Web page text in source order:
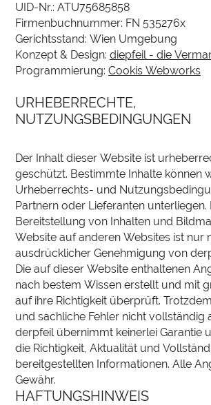
UID-Nr.: ATU75685858
Firmenbuchnummer: FN 535276x
Gerichtsstand: Wien Umgebung
Konzept & Design: diepfeil - die
Programmierung: Cookis Webworks
URHEBERRECHTE,
NUTZUNGSBEDINGUNGEN
Der Inhalt dieser Website ist
geschützt. Bestimmte Inhalte können
Urheberrechts- und
Partnern oder Lieferanten unterliegen.
Bereitstellung von Inhalten und
Website auf anderen Websites ist nur
ausdrücklicher Genehmigung von
Die auf dieser Website enthaltenen
nach bestem Wissen erstellt und mit
auf ihre Richtigkeit überprüft.
und sachliche Fehler nicht vollständig
derpfeil übernimmt keinerlei Garantie
die Richtigkeit, Aktualität und
bereitgestellten Informationen. Alle
Gewähr.
HAFTUNGSHINWEIS